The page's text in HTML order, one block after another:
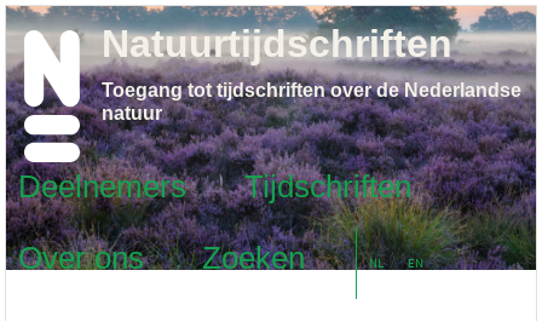
Deelnemers
Tijdschriften
Over ons
Zoeken NL EN
Natuurtijdschriften
Toegang tot tijdschriften over de Nederlandse
natuur